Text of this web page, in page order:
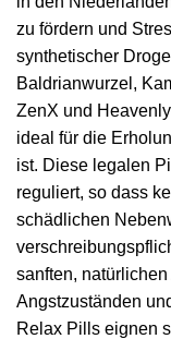
zu fördern und
synthetischer
Baldrianwurzel,
ZenX und
ideal für die
ist. Diese legalen
reguliert, so dass
schädlichen
sanften,
Angstzuständen
Relax Pills eignen